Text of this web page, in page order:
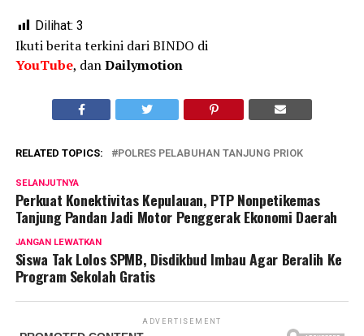
Dilihat: 3
Ikuti berita terkini dari BINDO di
YouTube, danDailymotion
RELATED TOPICS: POLRES PELABUHAN TANJUNG PRIOK
SELANJUTNYA
Perkuat Konektivitas Kepulauan, PTP Nonpetikemas
Tanjung Pandan Jadi Motor Penggerak Ekonomi Daerah
JANGAN LEWATKAN
Siswa Tak Lolos SPMB, Disdikbud Imbau Agar Beralih Ke
Program Sekolah Gratis
ADVERTISEMENT